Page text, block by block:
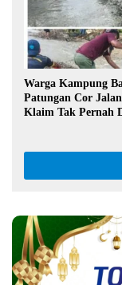
Warga Kampung
Patungan Cor
Klaim Tak Pernah